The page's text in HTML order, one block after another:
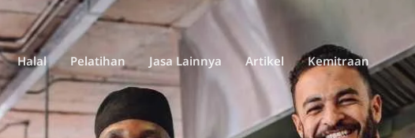
Halal Pelatihan Jasa Lainnya Artikel Kemitraan